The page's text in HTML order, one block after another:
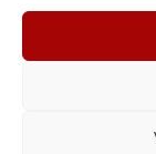
Vos droits(12)
– E-